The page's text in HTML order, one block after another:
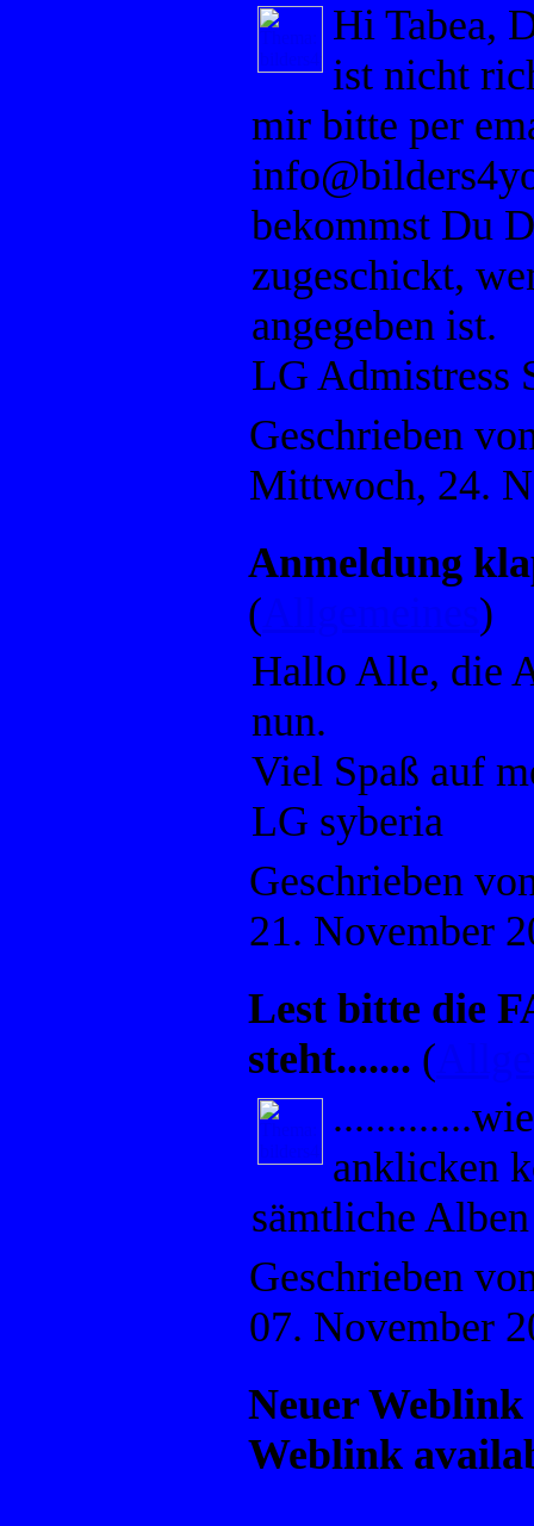
Hi Tabea,
ist nicht
mir bitte per
bekommst Du
zugeschickt,
angegeben ist.
LG Admistress
Geschrieben
Mittwoch, 24.
Anmeldung
(
)
Hallo Alle, die
nun.
Viel Spaß auf
LG syberia
Geschrieben
21. November
Lest bitte die
steht....... (
anklicken
sämtliche
Geschrieben
07. November
Neuer
Weblink